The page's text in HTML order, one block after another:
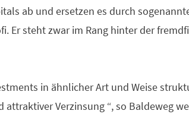
ab und ersetzen es durch
Er steht zwar im Rang hinter der
in ähnlicher Art und Weise
Verzinsung “, so Baldeweg